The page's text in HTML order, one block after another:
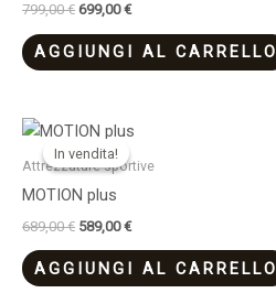
799,00€ 699,00€
AGGIUNGI AL CARRELLO
In vendita!
In vendita!
Attrezzature sportive
MOTION plus
689,00€
Il
prezzo
originale
689,00 €.
589,00€
Il
attuale
AGGIUNGI AL CARRELLO